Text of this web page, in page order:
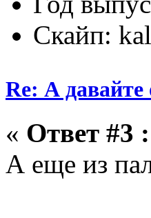
Скайп:
Re: А
« Ответ #3 :
А еще из